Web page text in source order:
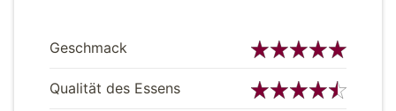
Geschmack
Qualität des Essens